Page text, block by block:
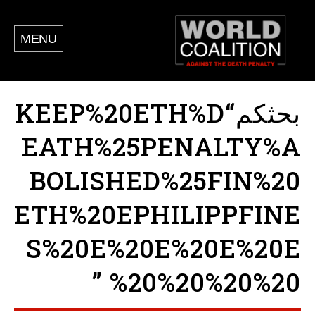
MENU
بحثكم“KEEP%20ETH%D
EATH%25PENALTY%A
BOLISHED%25FIN%20
ETH%20EPHILIPPFINE
S%20E%20E%20E%20E
%20%20%20%20 ”